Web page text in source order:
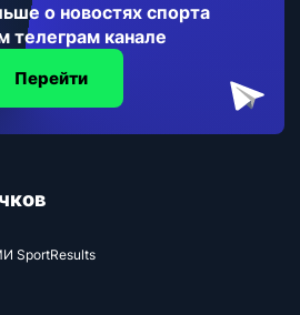
о новостях спорта
телеграм канале
Перейти
SportResults